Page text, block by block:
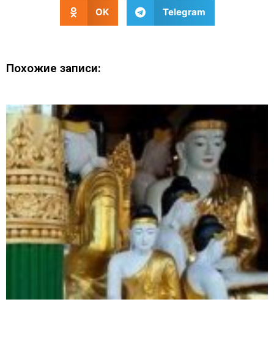
OK Telegram
Похожие записи: